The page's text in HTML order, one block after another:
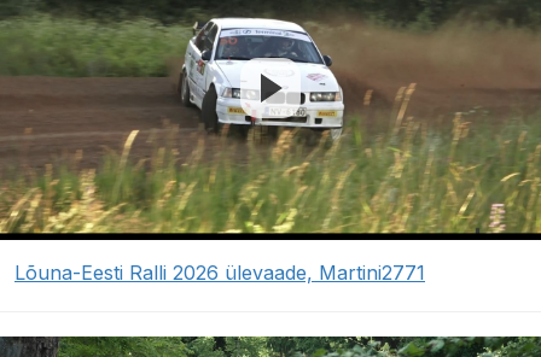
Lõuna-Eesti Ralli 2026 ülevaade, Martini2771